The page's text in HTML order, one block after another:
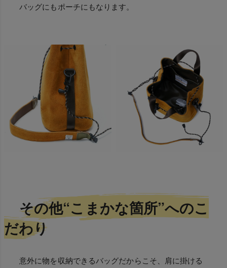
バッグにもポーチにもなります。
その他“こまかな箇所”へのこ
だわり
意外に物を収納できるバッグだからこそ、肩に掛ける